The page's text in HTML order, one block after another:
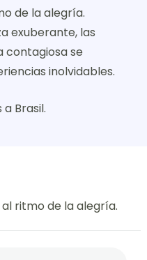
de la alegría.
exuberante, las
contagiosa se
inolvidables.
Brasil.
ritmo de la alegría.